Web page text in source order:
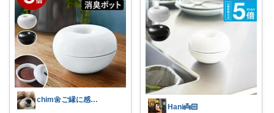
chim🌼ご縁に感謝🫶🙏✨
Hani👼🏻